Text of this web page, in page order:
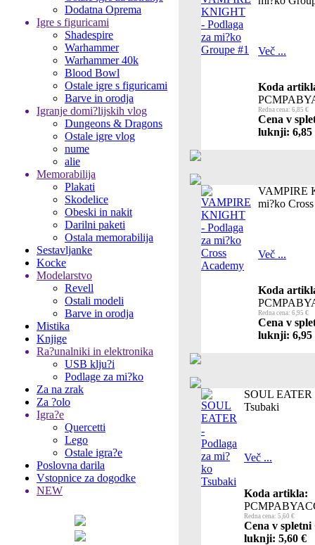
Dodatna Oprema
Igre s figuricami
Shadespire
Warhammer
Warhammer 40k
Blood Bowl
Ostale igre s figuricami
Barve in orodja
Igranje domi?lijskih vlog
Dungeons & Dragons
Ostale igre vlog
nume
alie
Memorabilija
Plakati
Skodelice
Obeski in nakit
Darilni paketi
Ostala memorabilija
Sestavljanke
Kocke
Modelarstvo
Revell
Ostali modeli
Barve in orodja
Mistika
Knjige
Ra?unalniki in elektronika
USB klju?i
Podlage za mi?ko
Za na zrak
Za ?olo
Igra?e
Quercetti
Lego
Ostale igra?e
Poslovna darila
Vstopnice za dogodke
NEW
Več ...
Koda
Redna cena: 6,85 €
Cena v
luknji: 6,85
VAMPIRE
mi?ko
Več ...
Koda
Redna cena: 6,95 €
Cena v
luknji: 6,95
SOUL EATER
Tsubaki
Več ...
Koda artikla:
Redna cena: 5,60 €
Cena v
luknji: 5,60 €